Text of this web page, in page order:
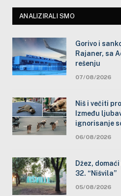
ANALIZIRALI SMO
Gorivo i
Rajaner, sa
rešenju
07/08/2026
Niš i večiti
Između
ignorisanje
06/08/2026
Džez,
32. “Nišvila”
05/08/2026